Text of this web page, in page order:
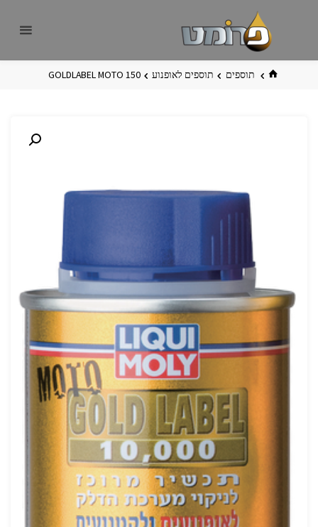
בית תוספים תוספים לאופנוע GOLDLABEL MOTO 150